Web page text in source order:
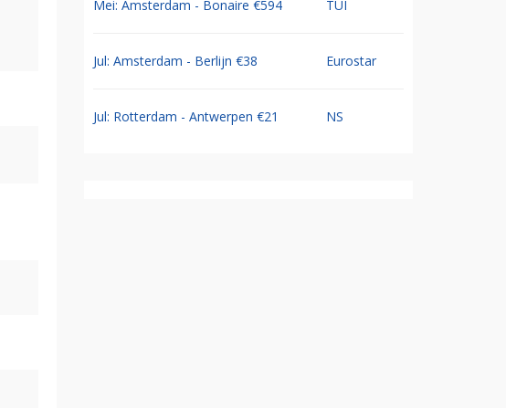
Mei: Amsterdam - Bonaire €594 TUI
Jul: Amsterdam - Berlijn €38 Eurostar
Jul: Rotterdam - Antwerpen €21 NS